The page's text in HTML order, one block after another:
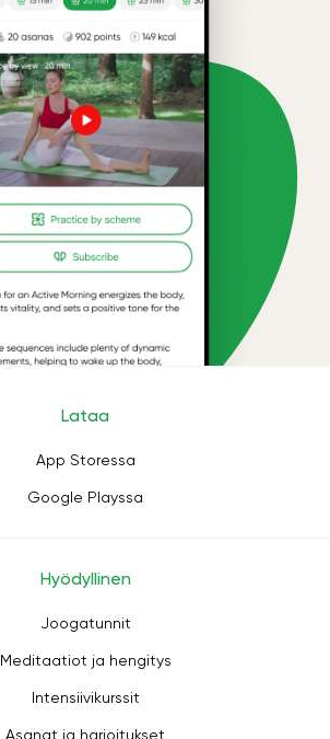
Lataa
App Storessa
Google Playssa
Hyödyllinen
Joogatunnit
Meditaatiot ja hengitys
Intensiivikurssit
Asanat ja harjoitukset